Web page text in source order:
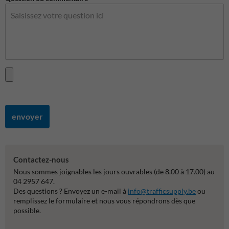
envoyer
Contactez-nous
Nous sommes joignables les jours ouvrables (de 8.00 à 17.00) au
04 2957 647.
Des questions ? Envoyez un e-mail à info@trafficsupply.beou
remplissez le formulaire et nous vous répondrons dès que
possible.